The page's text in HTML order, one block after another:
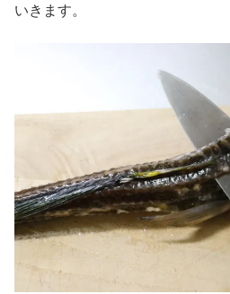
いきます。